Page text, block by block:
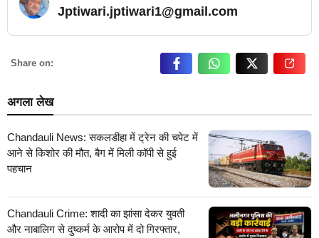
Jptiwari.jptiwari1@gmail.com… Read More
Share on:
अगला लेख
Chandauli News: सकलडीहा में ट्रेन की चपेट में
आने से किशोर की मौत, बैग में मिली कॉपी से हुई
पहचान
Chandauli Crime: शादी का झांसा देकर युवती
और नाबालिग से दुष्कर्म के आरोप में दो गिरफ्तार,